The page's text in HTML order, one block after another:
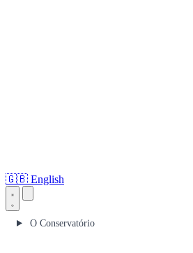
🇬🇧 English
O Conservatório